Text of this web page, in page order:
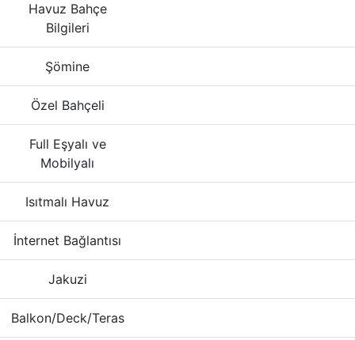
Havuz Bahçe
Bilgileri
Şömine
Özel Bahçeli
Full Eşyalı ve
Mobilyalı
Isıtmalı Havuz
İnternet Bağlantısı
Jakuzi
Balkon/Deck/Teras